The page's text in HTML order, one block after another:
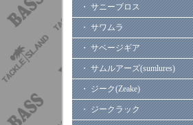
・ サニーブロス
・ サワムラ
・ サベージギア
・ サムルアーズ(sumlures)
・ ジーク(Zeake)
・ ジークラック